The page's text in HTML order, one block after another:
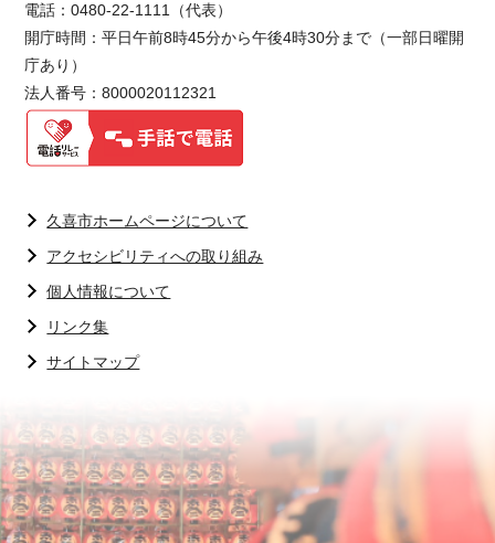
電話：0480-22-1111（代表）
開庁時間：平日午前8時45分から午後4時30分まで（一部日曜開
庁あり）
法人番号：8000020112321
久喜市ホームページについて
アクセシビリティへの取り組み
個人情報について
リンク集
サイトマップ